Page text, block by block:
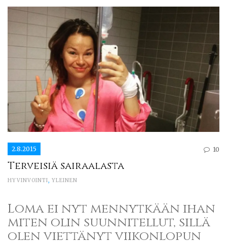
2.8.2015 10
Terveisiä sairaalasta
HYVINVOINTI, YLEINEN
Loma ei nyt mennytkään ihan
miten olin suunnitellut, sillä
olen viettänyt viikonlopun